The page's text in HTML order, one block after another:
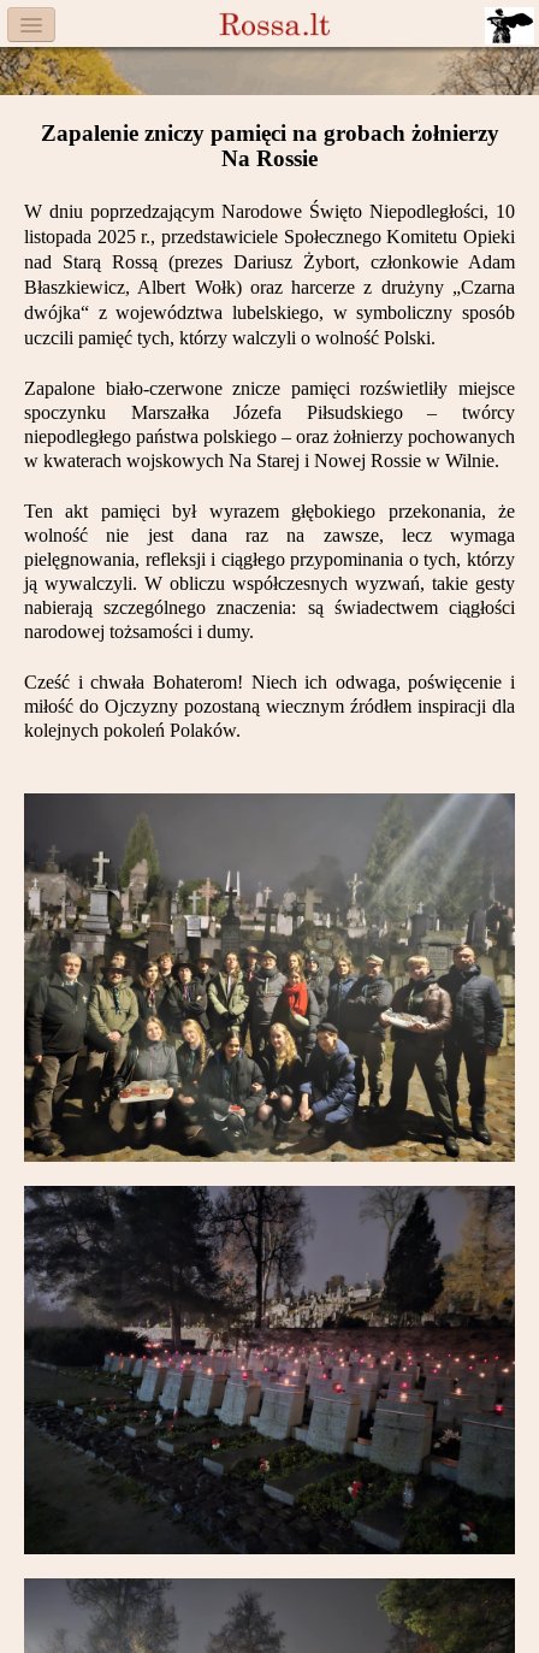
Menu
Facebook
Komitet
Aktualności
Książka
Moneta
Cegiełki
Rossa
Trasy
Darczyńcy
Partnerzy
Kontakt
Zapalenie zniczy pamięci na grobach żołnierzy
Na Rossie
W dniu poprzedzającym Narodowe Święto Niepodległości, 10
listopada 2025 r., przedstawiciele Społecznego Komitetu Opieki
nad Starą Rossą (prezes Dariusz Żybort, członkowie Adam
Błaszkiewicz, Albert Wołk) oraz harcerze z drużyny „Czarna
dwójka“ z województwa lubelskiego, w symboliczny sposób
uczcili pamięć tych, którzy walczyli o wolność Polski.
Zapalone biało-czerwone znicze pamięci rozświetliły miejsce
spoczynku Marszałka Józefa Piłsudskiego – twórcy
niepodległego państwa polskiego – oraz żołnierzy pochowanych
w kwaterach wojskowych Na Starej i Nowej Rossie w Wilnie.
Ten akt pamięci był wyrazem głębokiego przekonania, że
wolność nie jest dana raz na zawsze, lecz wymaga
pielęgnowania, refleksji i ciągłego przypominania o tych, którzy
ją wywalczyli. W obliczu współczesnych wyzwań, takie gesty
nabierają szczególnego znaczenia: są świadectwem ciągłości
narodowej tożsamości i dumy.
Cześć i chwała Bohaterom! Niech ich odwaga, poświęcenie i
miłość do Ojczyzny pozostaną wiecznym źródłem inspiracji dla
kolejnych pokoleń Polaków.